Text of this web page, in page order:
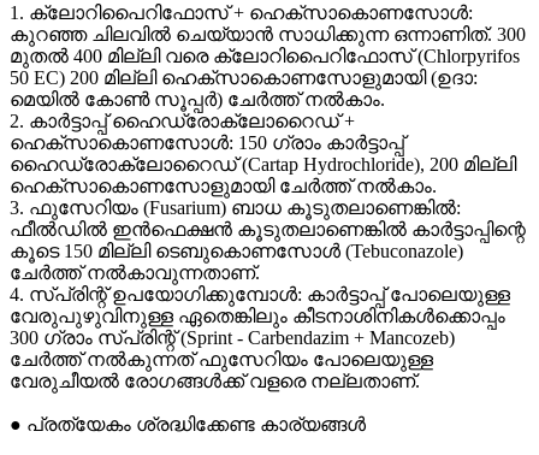
1. ക്ലോറിപൈറിഫോസ് + ഹെക്സാകൊണസോൾ:
കുറഞ്ഞ ചിലവിൽ ചെയ്യാൻ സാധിക്കുന്ന ഒന്നാണിത്. 300
മുതൽ 400 മില്ലി വരെ ക്ലോറിപൈറിഫോസ് (Chlorpyrifos
50 EC) 200 മില്ലി ഹെക്സാകൊണസോളുമായി (ഉദാ:
മെയിൽ കോൺ സൂപ്പർ) ചേർത്ത് നൽകാം.
2. കാർട്ടാപ്പ് ഹൈഡ്രോക്ലോറൈഡ് +
ഹെക്സാകൊണസോൾ: 150 ഗ്രാം കാർട്ടാപ്പ്
ഹൈഡ്രോക്ലോറൈഡ് (Cartap Hydrochloride), 200 മില്ലി
ഹെക്സാകൊണസോളുമായി ചേർത്ത് നൽകാം.
3. ഫുസേറിയം (Fusarium) ബാധ കൂടുതലാണെങ്കിൽ:
ഫീൽഡിൽ ഇൻഫെക്ഷൻ കൂടുതലാണെങ്കിൽ കാർട്ടാപ്പിന്റെ
കൂടെ 150 മില്ലി ടെബുകൊണസോൾ (Tebuconazole)
ചേർത്ത് നൽകാവുന്നതാണ്.
4. സ്പ്രിന്റ് ഉപയോഗിക്കുമ്പോൾ: കാർട്ടാപ്പ് പോലെയുള്ള
വേരുപുഴുവിനുള്ള ഏതെങ്കിലും കീടനാശിനികൾക്കൊപ്പം
300 ഗ്രാം സ്പ്രിന്റ് (Sprint - Carbendazim + Mancozeb)
ചേർത്ത് നൽകുന്നത് ഫുസേറിയം പോലെയുള്ള
വേരുചീയൽ രോഗങ്ങൾക്ക് വളരെ നല്ലതാണ്.
● പ്രത്യേകം ശ്രദ്ധിക്കേണ്ട കാര്യങ്ങൾ